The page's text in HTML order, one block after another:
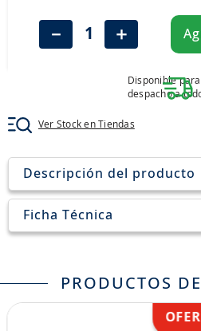
＋
－
Disponible para
despacho a
Ver Stock en Tiendas
Descripción del producto
Ficha Técnica
PRODUCTOS
245